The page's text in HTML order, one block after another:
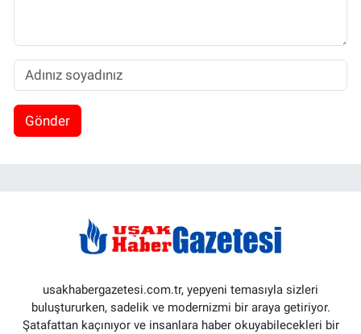
Gönder
usakhabergazetesi.com.tr, yepyeni temasıyla sizleri
buluştururken, sadelik ve modernizmi bir araya getiriyor.
Şatafattan kaçınıyor ve insanlara haber okuyabilecekleri bir